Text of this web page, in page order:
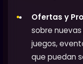
Ofertas y
sobre
juegos,
que puedan